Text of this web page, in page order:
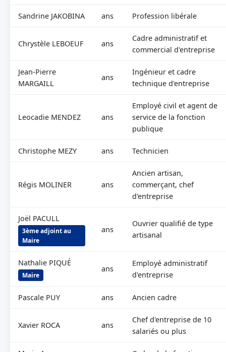
Sandrine JAKOBINA ans Profession libérale
Chrystèle LEBOEUF ans
Cadre administratif et
commercial d'entreprise
Jean-Pierre
MARGAILL
ans
Ingénieur et cadre
technique d'entreprise
Leocadie MENDEZ ans
Employé civil et agent de
service de la fonction
publique
Christophe MEZY ans Technicien
Régis MOLINER ans
Ancien artisan,
commerçant, chef
d'entreprise
Joël PACULL
3ème adjoint au
Maire
ans
Ouvrier qualifié de type
artisanal
Nathalie PIQUÉ
Maire
ans
Employé administratif
d'entreprise
Pascale PUY ans Ancien cadre
Xavier ROCA ans
Chef d'entreprise de 10
salariés ou plus